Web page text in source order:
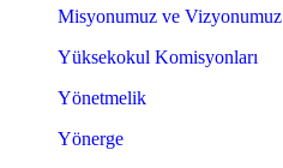
Misyonumuz ve Vizyonumuz
Yüksekokul Komisyonları
Yönetmelik
Yönerge